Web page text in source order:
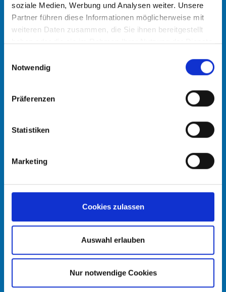
soziale Medien, Werbung und Analysen weiter. Unsere
Partner führen diese Informationen möglicherweise mit
weiteren Daten zusammen, die Sie ihnen bereitgestellt
haben oder die sie im Rahmen Ihrer Nutzung der Dienste
Notwendig
Präferenzen
Statistiken
Marketing
Cookies zulassen
Auswahl erlauben
Nur notwendige Cookies
Reiten in
Wilhelmshaven